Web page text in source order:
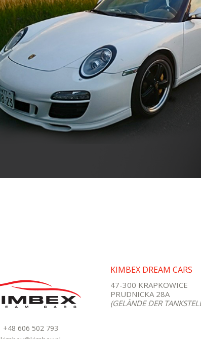
+48 606 502 793
KIMBEX DREAM CARS
47-300 KRAPKOWICE
PRUDNICKA 28A
(GELÄNDE DER